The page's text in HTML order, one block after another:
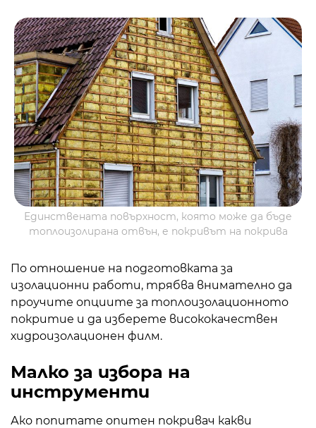
Единствената повърхност, която може да бъде
топлоизолирана отвън, е покривът на покрива
По отношение на подготовката за
изолационни работи, трябва внимателно да
проучите опциите за топлоизолационното
покритие и да изберете висококачествен
хидроизолационен филм.
Малко за избора на
инструменти
Ако попитате опитен покривач какви